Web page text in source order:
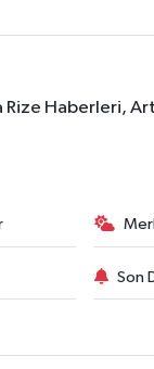
Rize Haberleri,
Son